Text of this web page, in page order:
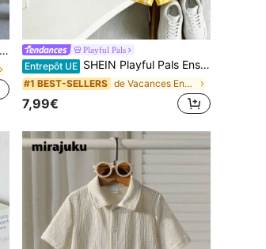
Playful Pals
Entrepôt UE SHEIN Playful Pals Ensemble t-shirt imprimé lettre citron et short rayé pour jeune garçon
#1 BEST-SELLERS de Vacances Ensembles pour jeunes garçons
7,99€